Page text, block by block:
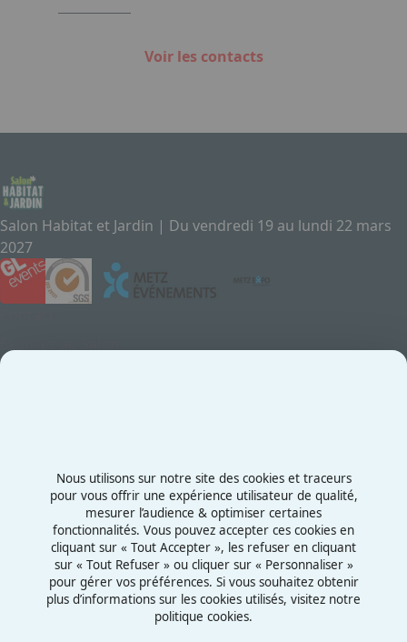
Voir les contacts
Salon Habitat et Jardin | Du vendredi 19 au lundi 22 mars
2027
Rue de la Grange aux Bois
57070 - Metz
France
Nous utilisons sur notre site des cookies et traceurs
pour vous offrir une expérience utilisateur de qualité,
mesurer l’audience & optimiser certaines
fonctionnalités. Vous pouvez accepter ces cookies en
cliquant sur « Tout Accepter », les refuser en cliquant
sur « Tout Refuser » ou cliquer sur « Personnaliser »
pour gérer vos préférences. Si vous souhaitez obtenir
plus d’informations sur les cookies utilisés, visitez notre
politique cookies.